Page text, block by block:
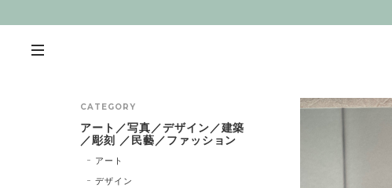
CATEGORY
アート／写真／デザイン／建築
／彫刻 ／民藝／ファッション
アート
デザイン